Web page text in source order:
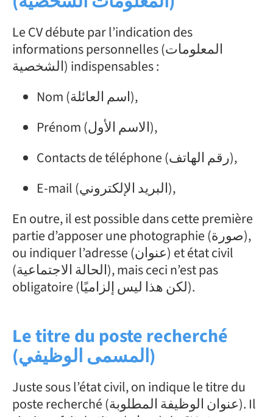
Le CV débute par l’indication des
informations personnelles (المعلومات
الشخصية) indispensables :
Nom (اسم العائلة),
Prénom (الاسم الأول),
Contacts de téléphone (رقم الهاتف),
E-mail (البريد الإلكتروني),
En outre, il est possible dans cette première
partie d’apposer une photographie (صورة),
ou indiquer l’adresse (عنوان) et état civil
(الحالة الاجتماعية), mais ceci n’est pas
obligatoire (لكن هذا ليس إلزاميًا).
Le titre du poste recherché
(المسمى الوظيفي)
Juste sous l’état civil, on indique le titre du
poste recherché (عنوان الوظيفة المطلوبة). Il